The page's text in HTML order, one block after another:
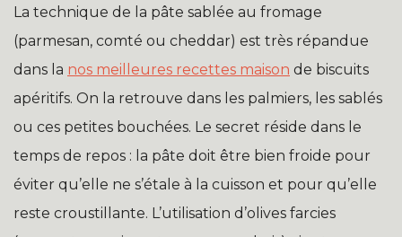
La technique de la pâte sablée au fromage
(parmesan, comté ou cheddar) est très répandue
dans la nos meilleures recettes maison de biscuits
apéritifs. On la retrouve dans les palmiers, les sablés
ou ces petites bouchées. Le secret réside dans le
temps de repos : la pâte doit être bien froide pour
éviter qu’elle ne s’étale à la cuisson et pour qu’elle
reste croustillante. L’utilisation d’olives farcies